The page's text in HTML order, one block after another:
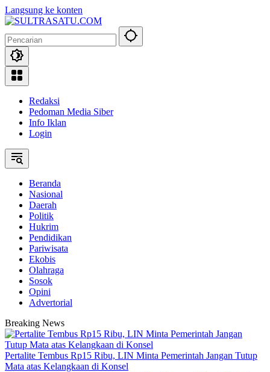
Langsung ke konten
Redaksi
Pedoman Media Siber
Info Iklan
Login
Beranda
Nasional
Daerah
Politik
Hukrim
Pendidikan
Pariwisata
Ekobis
Olahraga
Sosok
Opini
Advertorial
Breaking News
‎Pertalite Tembus Rp15 Ribu, LIN Minta Pemerintah Jangan Tutup
Mata atas Kelangkaan di Konsel